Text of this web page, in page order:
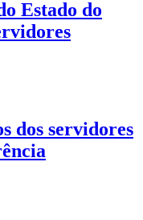
Estado do
dos servidores